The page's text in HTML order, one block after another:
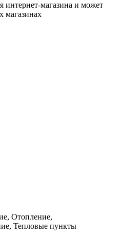
интернет-магазина и может
магазинах
Отопление,
Тепловые пункты